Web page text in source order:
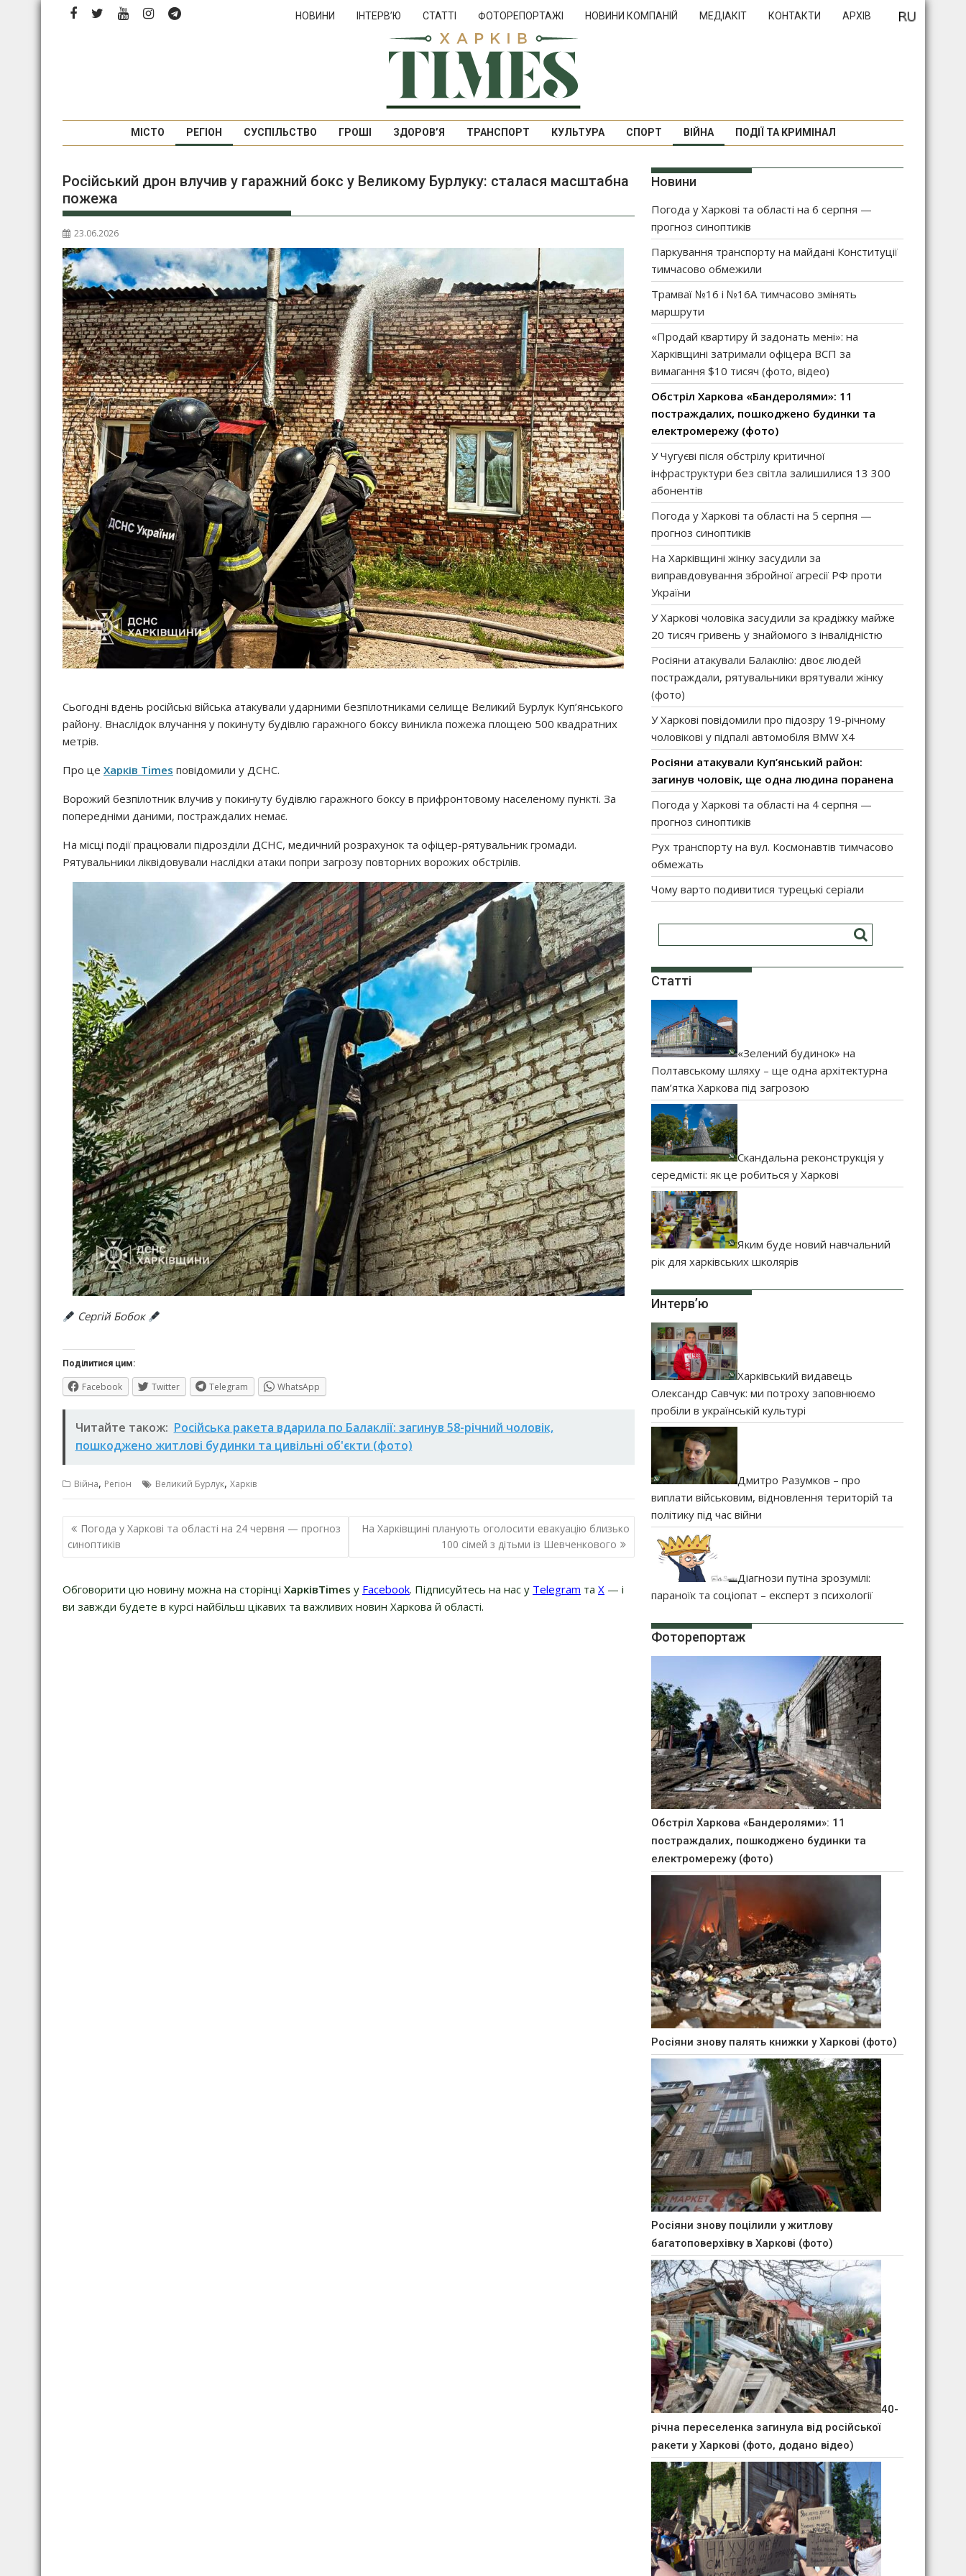
Перейти
НОВИНИ ІНТЕРВ’Ю СТАТТІ ФОТОРЕПОРТАЖІ НОВИНИ КОМПАНІЙ МЕДІАКІТ КОНТАКТИ АРХІВ
МІСТО РЕГІОН СУСПІЛЬСТВО ГРОШІ ЗДОРОВ’Я ТРАНСПОРТ КУЛЬТУРА СПОРТ ВІЙНА ПОДІЇ ТА КРИМІНАЛ
Російський дрон влучив у гаражний бокс у Великому Бурлуку: сталася масштабна
пожежа
23.06.2026
Сьогодні вдень російські війська атакували ударними безпілотниками селище Великий Бурлук Куп’янського
району. Внаслідок влучання у покинуту будівлю гаражного боксу виникла пожежа площею 500 квадратних
метрів.
Про це Харків Times повідомили у ДСНС.
Ворожий безпілотник влучив у покинуту будівлю гаражного боксу в прифронтовому населеному пункті. За
попередніми даними, постраждалих немає.
На місці події працювали підрозділи ДСНС, медичний розрахунок та офіцер-рятувальник громади.
Рятувальники ліквідовували наслідки атаки попри загрозу повторних ворожих обстрілів.
Сергій Бобок
Поділитися цим:
Facebook Twitter Telegram WhatsApp
Читайте також: Російська ракета вдарила по Балаклії: загинув 58-річний чоловік,
пошкоджено житлові будинки та цивільні об'єкти (фото)
Війна, Регіон Великий Бурлук, Харків
Навігація
записів
Погода у Харкові та області на 24 червня — прогноз
синоптиків
На Харківщині планують оголосити евакуацію близько
100 сімей з дітьми із Шевченкового
Обговорити цю новину можна на сторінці ХарківTimes у Facebook. Підписуйтесь на нас у Telegram та Х — і
ви завжди будете в курсі найбільш цікавих та важливих новин Харкова й області.
Новини
Погода у Харкові та області на 6 серпня —
прогноз синоптиків
Паркування транспорту на майдані Конституції
тимчасово обмежили
Трамваї №16 і №16А тимчасово змінять
маршрути
«Продай квартиру й задонать мені»: на
Харківщині затримали офіцера ВСП за
вимагання $10 тисяч (фото, відео)
Обстріл Харкова «Бандеролями»: 11
постраждалих, пошкоджено будинки та
електромережу (фото)
У Чугуєві після обстрілу критичної
інфраструктури без світла залишилися 13 300
абонентів
Погода у Харкові та області на 5 серпня —
прогноз синоптиків
На Харківщині жінку засудили за
виправдовування збройної агресії РФ проти
України
У Харкові чоловіка засудили за крадіжку майже
20 тисяч гривень у знайомого з інвалідністю
Росіяни атакували Балаклію: двоє людей
постраждали, рятувальники врятували жінку
(фото)
У Харкові повідомили про підозру 19-річному
чоловікові у підпалі автомобіля BMW X4
Росіяни атакували Куп’янський район:
загинув чоловік, ще одна людина поранена
Погода у Харкові та області на 4 серпня —
прогноз синоптиків
Рух транспорту на вул. Космонавтів тимчасово
обмежать
Чому варто подивитися турецькі серіали
Статті
«Зелений будинок» на
Полтавському шляху – ще одна архітектурна
пам’ятка Харкова під загрозою
Скандальна реконструкція у
середмісті: як це робиться у Харкові
Яким буде новий навчальний
рік для харківських школярів
Интерв’ю
Харківський видавець
Олександр Савчук: ми потроху заповнюємо
пробіли в українській культурі
Дмитро Разумков – про
виплати військовим, відновлення територій та
політику під час війни
Діагнози путіна зрозумілі:
параноїк та соціопат – експерт з психології
Фоторепортаж
Обстріл Харкова «Бандеролями»: 11
постраждалих, пошкоджено будинки та
електромережу (фото)
Росіяни знову палять книжки у Харкові (фото)
Росіяни знову поцілили у житлову
багатоповерхівку в Харкові (фото)
40-
річна переселенка загинула від російської
ракети у Харкові (фото, додано відео)